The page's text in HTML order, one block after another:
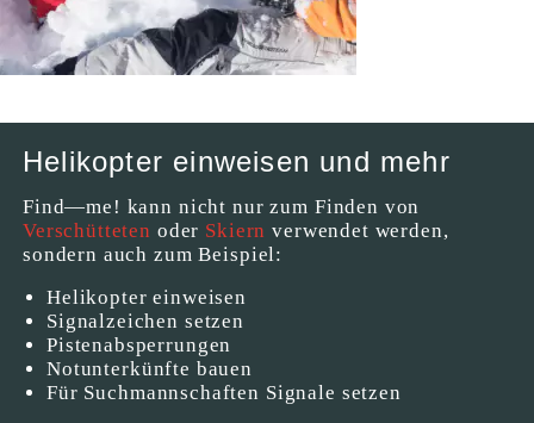
Helikopter einweisen und mehr
Find—me! kann nicht nur zum Finden von
Verschütteten oder Skiern verwendet werden,
sondern auch zum Beispiel:
Helikopter einweisen
Signalzeichen setzen
Pistenabsperrungen
Notunterkünfte bauen
Für Suchmannschaften Signale setzen